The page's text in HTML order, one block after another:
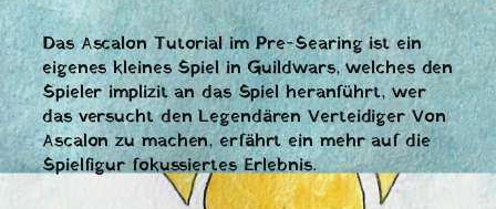
Das Ascalon Tutorial im Pre-Searing ist ein
eigenes kleines Spiel in Guildwars, welches den
Spieler implizit an das Spiel heranführt, wer
das versucht den Legendären Verteidiger Von
Ascalon zu machen, erfährt ein mehr auf die
Spielfigur fokussiertes Erlebnis.